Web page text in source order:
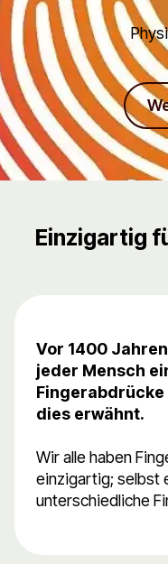
Einzigartig
Vor 1400
jeder Mensch
Fingerabdrücke
dies erwähnt.
Wir alle haben
einzigartig; selbst
unterschiedliche